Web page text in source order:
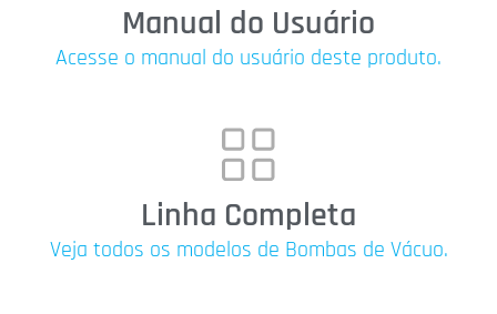
Manual do Usuário
Acesse o manual do usuário deste produto.
Linha Completa
Veja todos os modelos de Bombas de Vácuo.